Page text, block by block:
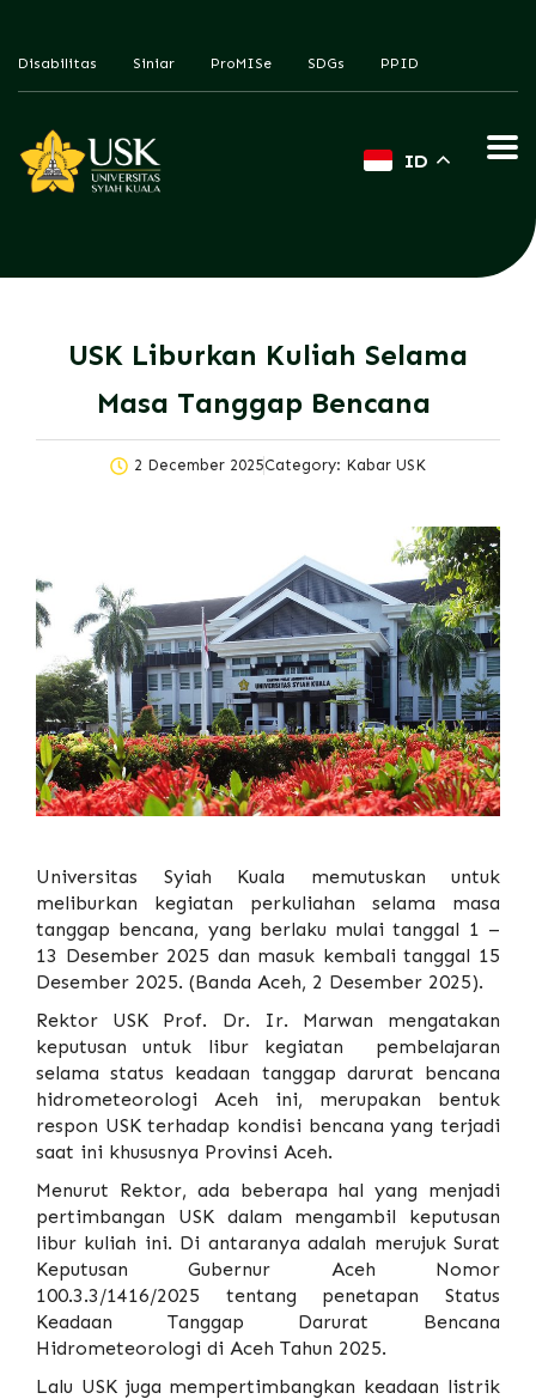
Disabilitas Siniar ProMISe SDGs PPID
ID
USK Liburkan Kuliah Selama
Masa Tanggap Bencana
2 December 2025Category: Kabar USK
Universitas Syiah Kuala memutuskan untuk
meliburkan kegiatan perkuliahan selama masa
tanggap bencana, yang berlaku mulai tanggal 1 –
13 Desember 2025 dan masuk kembali tanggal 15
Desember 2025. (Banda Aceh, 2 Desember 2025).
Rektor USK Prof. Dr. Ir. Marwan mengatakan
keputusan untuk libur kegiatan pembelajaran
selama status keadaan tanggap darurat bencana
hidrometeorologi Aceh ini, merupakan bentuk
respon USK terhadap kondisi bencana yang terjadi
saat ini khususnya Provinsi Aceh.
Menurut Rektor, ada beberapa hal yang menjadi
pertimbangan USK dalam mengambil keputusan
libur kuliah ini. Di antaranya adalah merujuk Surat
Keputusan Gubernur Aceh Nomor
100.3.3/1416/2025 tentang penetapan Status
Keadaan Tanggap Darurat Bencana
Hidrometeorologi di Aceh Tahun 2025.
Lalu USK juga mempertimbangkan keadaan listrik